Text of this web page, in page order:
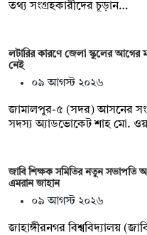
তথ্য সংগ্রহকারীদের চূড়ান…
লটারির কারণে জেলা স্কুলের আগের
নেই
০৯ আগস্ট ২০২৬
জামালপুর-৫ (সদর) আসনের
সদস্য অ্যাডভোকেট শাহ মো.
জাবি শিক্ষক সমিতির নতুন সভাপতি
এমরান জাহান
০৯ আগস্ট ২০২৬
জাহাঙ্গীরনগর বিশ্ববিদ্যালয়